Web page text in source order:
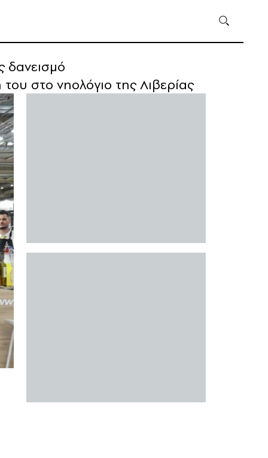
δανεισμό
στο νηολόγιο της Λιβερίας